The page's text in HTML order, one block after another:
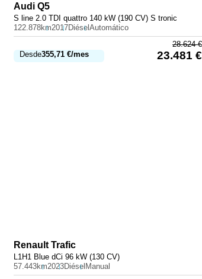
Audi Q5
S line 2.0 TDI quattro 140 kW (190 CV) S tronic
122.878km2017DiéselAutomático
Desde355,71 €/mes
28.624€
23.481 €
Renault Trafic
L1H1 Blue dCi 96 kW (130 CV)
57.443km2023Diésel Manual